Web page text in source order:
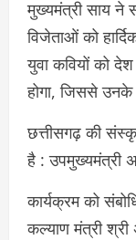
मुख्यमंत्री साय ने
विजेताओं को
युवा कवियों को देश
होगा, जिससे उनके
छत्तीसगढ़ की
है : उपमुख्यमंत्री
कार्यक्रम को
कल्याण मंत्री